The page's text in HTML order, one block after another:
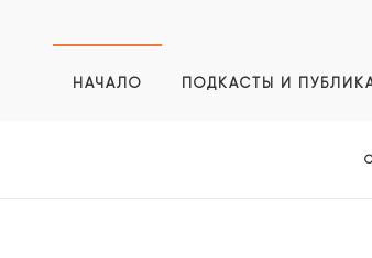
НАЧАЛО ПОДКАСТЫ И